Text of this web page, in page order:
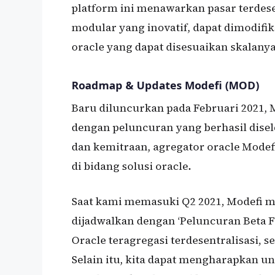
platform ini menawarkan pasar
modular yang inovatif, dapat
oracle yang dapat disesuaikan
Roadmap & Updates Modefi (MOD)
Baru diluncurkan pada Februari 2021,
dengan peluncuran yang berhasil
dan kemitraan, agregator oracle
di bidang solusi oracle.
Saat kami memasuki Q2 2021, Modefi
dijadwalkan dengan ‘Peluncuran
Oracle teragregasi terdesentralisasi,
Selain itu, kita dapat mengharapkan